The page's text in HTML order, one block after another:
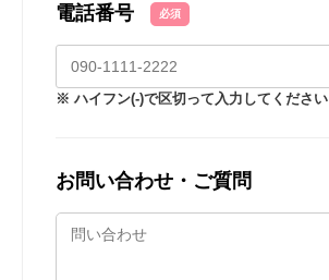
電話番号 必須
※ ハイフン(-)で区切って入力してください
お問い合わせ・ご質問